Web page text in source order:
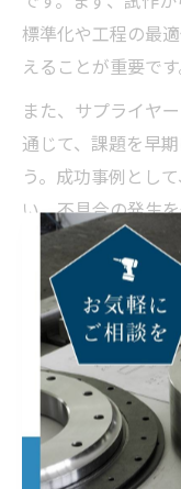
標準化や工程の最
えることが重要です
また、サプライヤ
通じて、課題を早
う。成功事例とし
い、不具合の発生
ストだけでなく品
原価低減が実現し
奈良県発
の実践法